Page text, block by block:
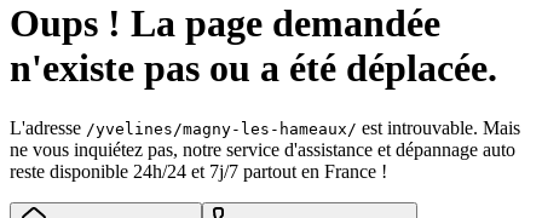
Oups ! La page demandée
n'existe pas ou a été déplacée.
L'adresse /yvelines/magny-les-hameaux/ est introuvable. Mais
ne vous inquiétez pas, notre service d'assistance et dépannage auto
reste disponible 24h/24 et 7j/7 partout en France !